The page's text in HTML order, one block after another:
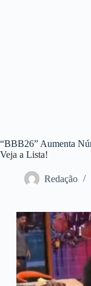
“BBB26” Aumenta
Veja a Lista!
Redação